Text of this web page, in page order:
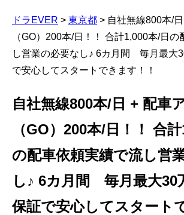
ドラEVER > 東京都 > 自社無線800本/
（GO）200本/日！！ 合計1,000本/日
し営業の必要なし♪ 6カ月間 毎月最大
で安心してスタートできます！！
自社無線800本/日 + 配車
（GO）200本/日！！ 合
の配車依頼実績で流し営
し♪ 6カ月間 毎月最大30
保証で安心してスタート